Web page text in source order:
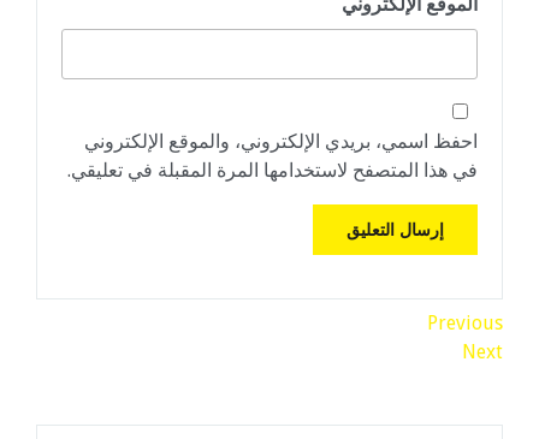
احفظ اسمي، بريدي الإلكتروني، والموقع الإلكتروني
في هذا المتصفح لاستخدامها المرة المقبلة في تعليقي.
تصفّح
المقالات
Previous
Post
Previous
Next
Next